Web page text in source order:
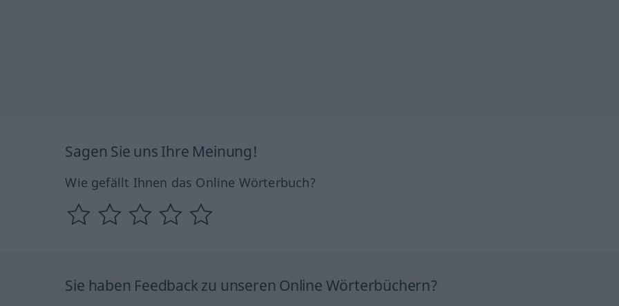
Sagen Sie uns Ihre Meinung!
Wie gefällt Ihnen das Online Wörterbuch?
Sie haben Feedback zu unseren Online Wörterbüchern?